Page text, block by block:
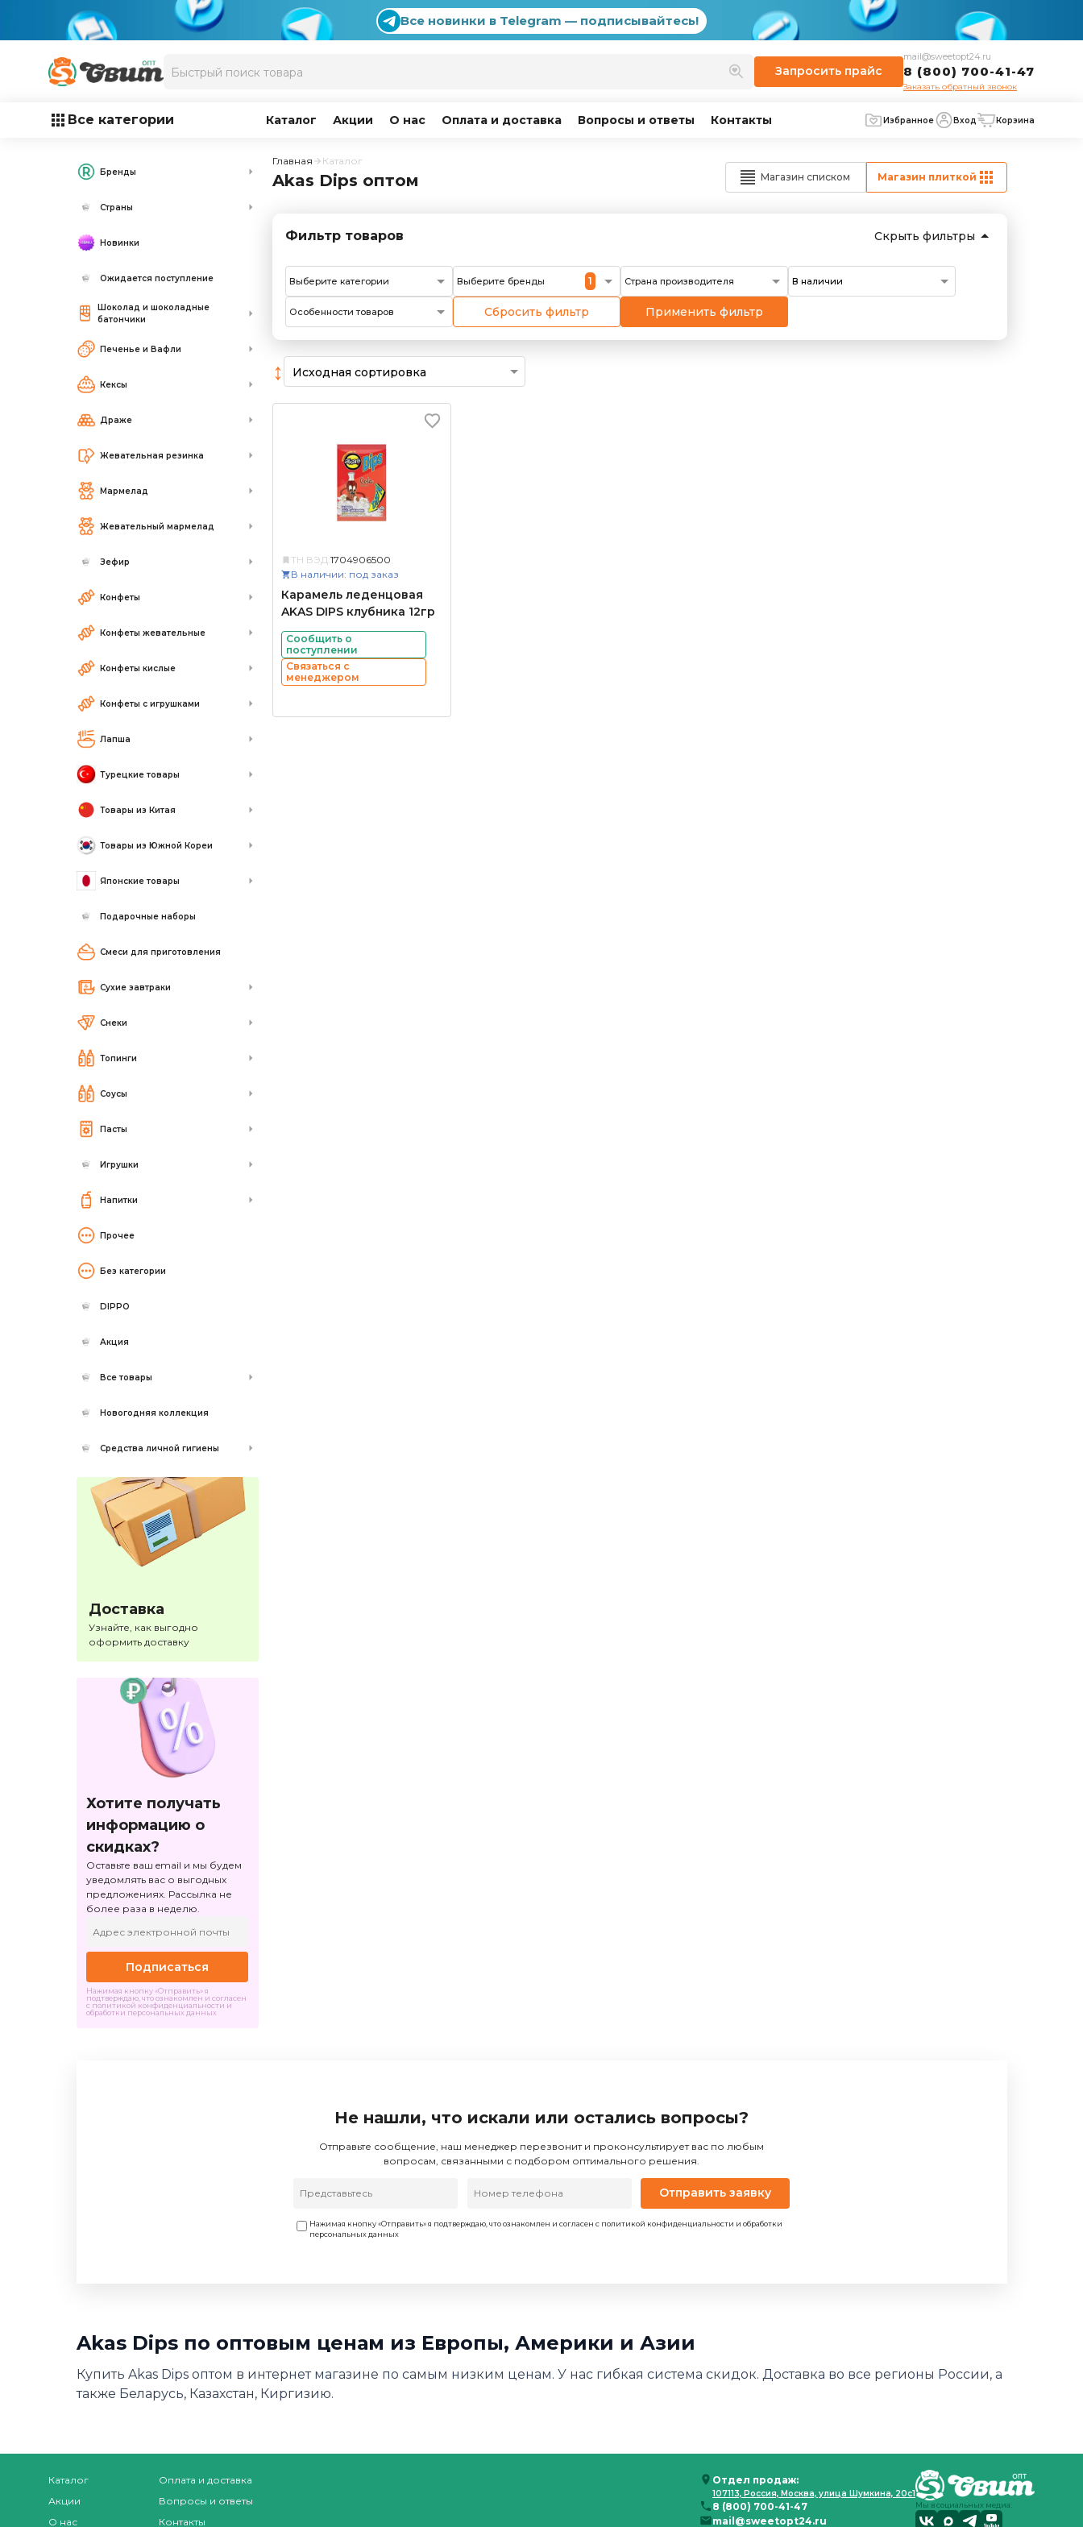
Все новинки в Telegram — подписывайтесь!
Запросить прайс
mail@sweetopt24.ru
8 (800) 700-41-47
Заказать обратный звонок
Все категории Каталог Акции О нас Оплата и доставка Вопросы и ответы Контакты Избранное Вход Корзина
Бренды
Страны
Новинки
Ожидается поступление
Шоколад и шоколадные
батончики
Печенье и Вафли
Кексы
Драже
Жевательная резинка
Мармелад
Жевательный мармелад
Зефир
Конфеты
Конфеты жевательные
Конфеты кислые
Конфеты с игрушками
Лапша
Турецкие товары
Товары из Китая
Товары из Южной Кореи
Японские товары
Подарочные наборы
Смеси для приготовления
Сухие завтраки
Снеки
Топинги
Соусы
Пасты
Игрушки
Напитки
Прочее
Без категории
DIPPO
Акция
Все товары
Новогодняя коллекция
Средства личной гигиены
Доставка
Узнайте, как выгодно
оформить доставку
Хотите получать
информацию о
скидках?
Оставьте ваш email и мы будем
уведомлять вас о выгодных
предложениях. Рассылка не
более раза в неделю.
Подписаться
Нажимая кнопку «Отправить» я
подтверждаю, что ознакомлен и согласен
с политикой конфиденциальности и
обработки персональных данных
Главная Каталог
Akas Dips оптом Магазин списком Магазин плиткой
Фильтр товаров Скрыть фильтры
Выберите категории Выберите бренды 1 Страна производителя
Особенности товаров Сбросить фильтр Применить фильтр
↕
ТН ВЭД: 1704906500
В наличии: под заказ
Карамель леденцовая
AKAS DIPS клубника 12гр
Сообщить о
поступлении
Связаться с
менеджером
Не нашли, что искали или остались вопросы?
Отправьте сообщение, наш менеджер перезвонит и проконсультирует вас по любым
вопросам, связанными с подбором оптимального решения.
Отправить заявку
Нажимая кнопку «Отправить» я подтверждаю, что ознакомлен и согласен с политикой конфиденциальности и обработки
персональных данных
Akas Dips по оптовым ценам из Европы, Америки и Азии
Купить Akas Dips оптом в интернет магазине по самым низким ценам. У нас гибкая система скидок. Доставка во все регионы России, а
также Беларусь, Казахстан, Киргизию.
Каталог
Акции
О нас
Оплата и доставка
Вопросы и ответы
Контакты
Отдел продаж:
107113, Россия, Москва, улица Шумкина, 20с1
8 (800) 700-41-47
mail@sweetopt24.ru
Мы в социальных медиа: